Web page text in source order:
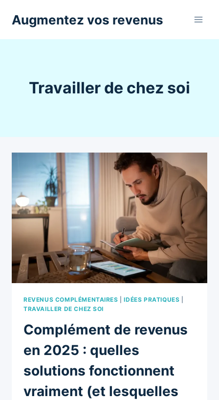
Augmentez vos revenus
Travailler de chez soi
REVENUS COMPLÉMENTAIRES |IDÉES PRATIQUES
TRAVAILLER DE CHEZ SOI
Complément de revenus
en 2025 : quelles
solutions fonctionnent
vraiment (et lesquelles